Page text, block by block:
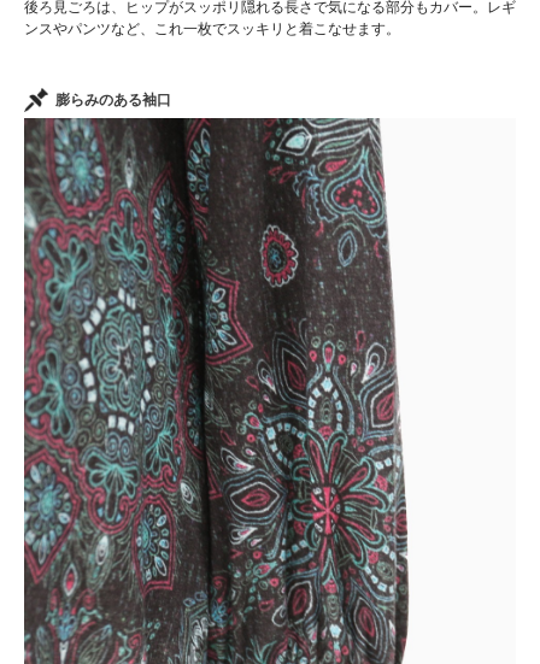
後ろ見ごろは、ヒップがスッポリ隠れる長さで気になる部分もカバー。レギ
ンスやパンツなど、これ一枚でスッキリと着こなせます。
膨らみのある袖口